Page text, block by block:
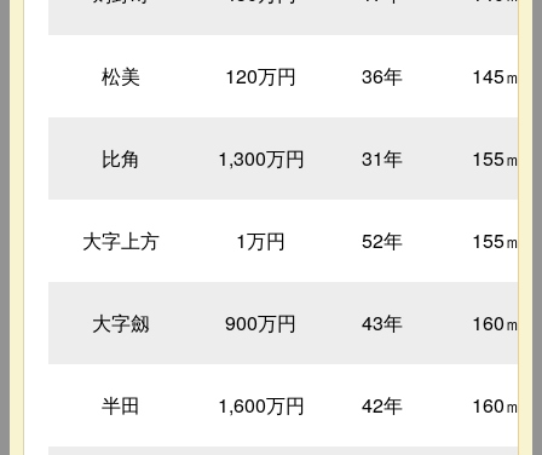
松美 120万円 36年 145㎡
比角 1,300万円 31年 155㎡
大字上方 1万円 52年 155㎡
大字劔 900万円 43年 160㎡
半田 1,600万円 42年 160㎡